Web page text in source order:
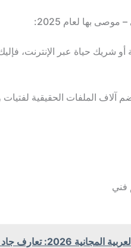
شريك حياة عبر الإنترنت،
آلاف الملفات الحقيقية
فني
جاد بدون رسوم أو اشتراك